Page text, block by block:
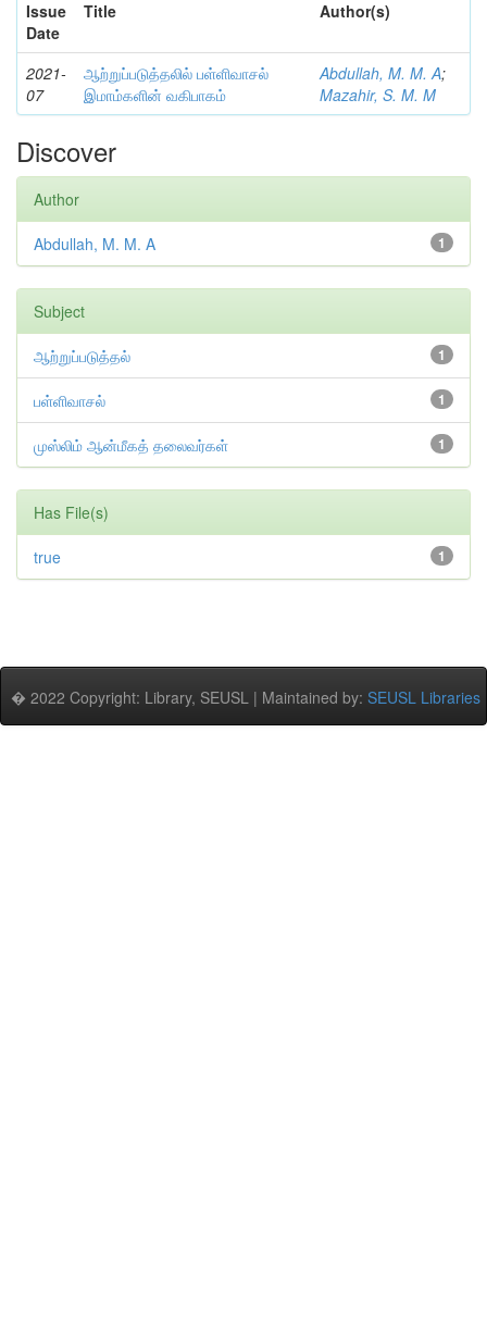
Issue
Date
Title Author(s)
2021-
07
ஆற்றுப்படுத்தலில் பள்ளிவாசல்
இமாம்களின் வகிபாகம்
Abdullah, M. M. A;
Mazahir, S. M. M
Discover
Author
1
Abdullah, M. M. A
Subject
1
ஆற்றுப்படுத்தல்
1
பள்ளிவாசல்
1
முஸ்லிம் ஆன்மீகத் தலைவர்கள்
Has File(s)
1
true
� 2022 Copyright: Library, SEUSL | Maintained by: SEUSL Libraries